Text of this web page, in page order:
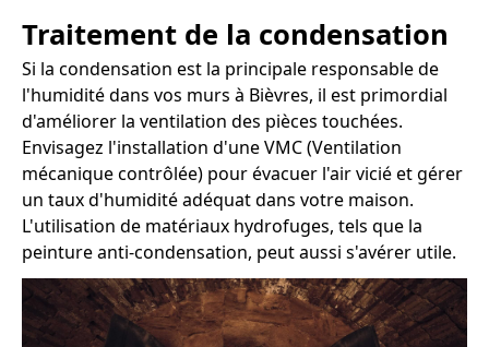
Traitement de la condensation
Si la condensation est la principale responsable de
l'humidité dans vos murs à Bièvres, il est primordial
d'améliorer la ventilation des pièces touchées.
Envisagez l'installation d'une VMC (Ventilation
mécanique contrôlée) pour évacuer l'air vicié et gérer
un taux d'humidité adéquat dans votre maison.
L'utilisation de matériaux hydrofuges, tels que la
peinture anti-condensation, peut aussi s'avérer utile.